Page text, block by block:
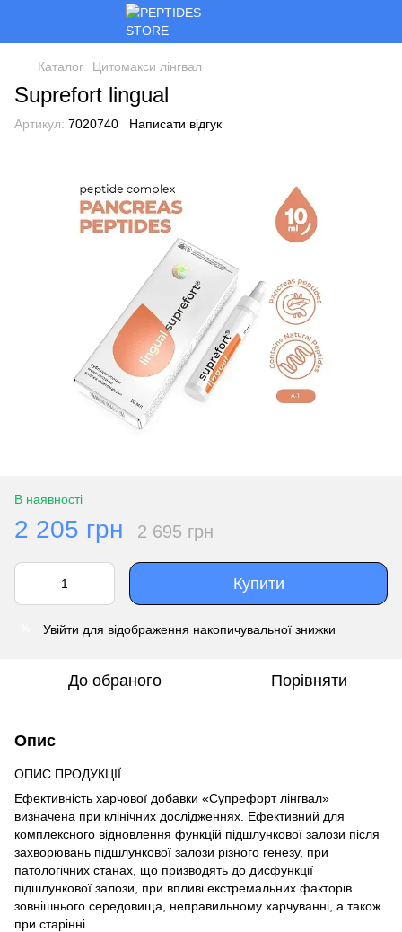
Каталог Цитомакси лінгвал
Suprefort lingual
Артикул: 7020740 Написати відгук
В наявності
2 205 грн 2 695 грн
Купити
Увійти для відображення накопичувальної знижки
До обраного Порівняти
Опис
ОПИС ПРОДУКЦІЇ
Ефективність харчової добавки «Супрефорт лінгвал»
визначена при клінічних дослідженнях. Ефективний для
комплексного відновлення функцій підшлункової залози після
захворювань підшлункової залози різного генезу, при
патологічних станах, що призводять до дисфункції
підшлункової залози, при впливі екстремальних факторів
зовнішнього середовища, неправильному харчуванні, а також
при старінні.